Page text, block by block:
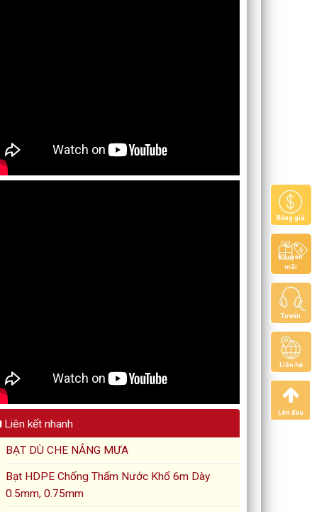
Liên kết nhanh
BẠT DÙ CHE NẮNG MƯA
Bạt HDPE Chống Thấm Nước Khổ 6m Dày
0.5mm, 0.75mm
Bảng giá
Khuyến
mãi
Tư vấn
Liên hệ
Lên đầu